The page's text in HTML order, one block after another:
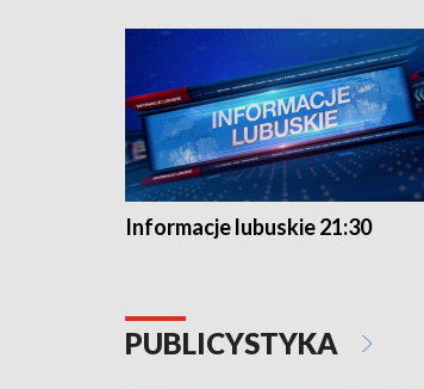
Informacje lubuskie 21:30
PUBLICYSTYKA